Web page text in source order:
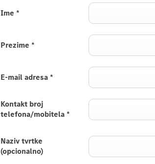
Ime *
Prezime *
E-mail adresa *
Kontakt broj
telefona/mobitela *
Naziv tvrtke
(opcionalno)